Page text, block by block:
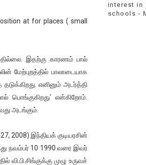
at for places ( small
இதற்கு காரணம் பால்
மேற்புறத்தில் பாலாடையாக
எனினும் அடர்த்தி
பொங்குகிறது' என்கிறோம்.
அடங்கும்.
2008) இந்தியக் குடியரசின்
நவம்பர் 10 1990 வரை இவர்
முழு உருவச்
interest in
schools -